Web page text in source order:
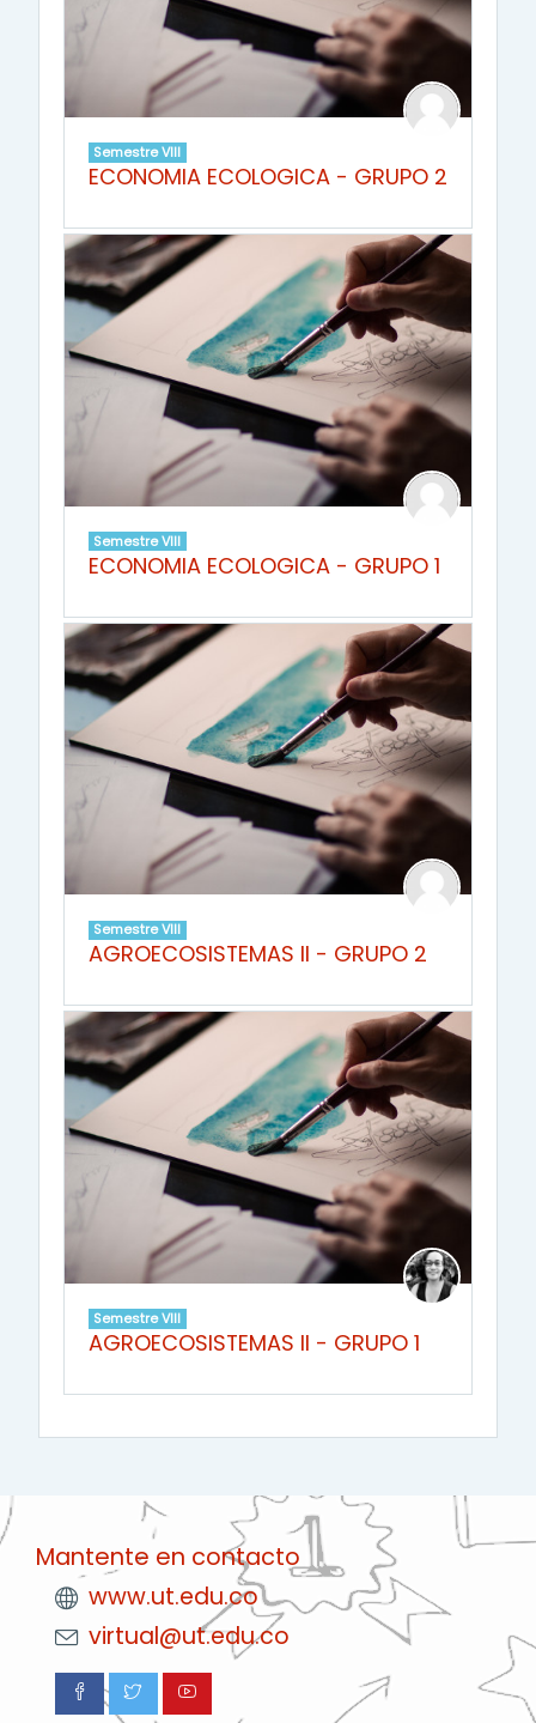
Semestre VIII
ECONOMIA ECOLOGICA - GRUPO 2
Semestre VIII
ECONOMIA ECOLOGICA - GRUPO 1
Semestre VIII
AGROECOSISTEMAS II - GRUPO 2
Semestre VIII
AGROECOSISTEMAS II - GRUPO 1
Mantente en contacto
www.ut.edu.co
virtual@ut.edu.co